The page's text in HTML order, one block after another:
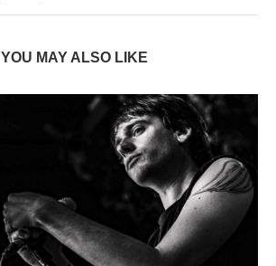
YOU MAY ALSO LIKE